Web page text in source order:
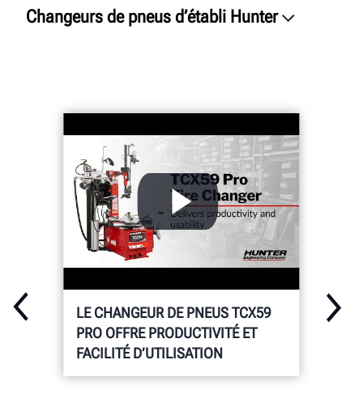
Changeurs de pneus d’établi Hunter
Documents
DEMANDER UN DEVIS
LE CHANGEUR DE PNEUS TCX59
PRO OFFRE PRODUCTIVITÉ ET
FACILITÉ D’UTILISATION